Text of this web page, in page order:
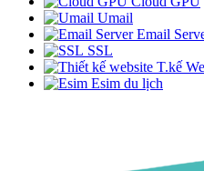
Umail
Email
SSL
T.kế
Esim du lịch